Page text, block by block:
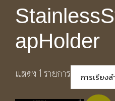
apHolder
แสดง 1 รายการ